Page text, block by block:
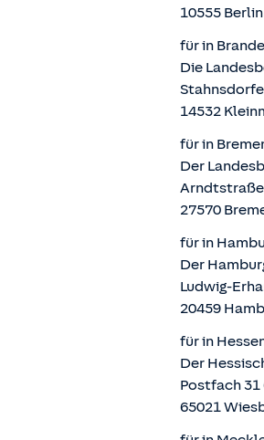
10555 Berlin
für in
Die
14532
für in
Der
27570
für in
Der
Ludwig-
20459
für in
Der
Postfach 31
65021